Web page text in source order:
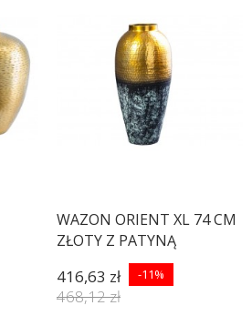
WAZON ORIENT XL 74 CM
ZŁOTY Z PATYNĄ
416,63 zł -11%
468,12 zł